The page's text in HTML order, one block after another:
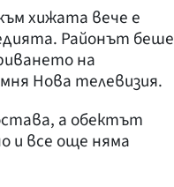
хижата вече е
Районът беше
на
Нова телевизия.
а обектът
и все още няма